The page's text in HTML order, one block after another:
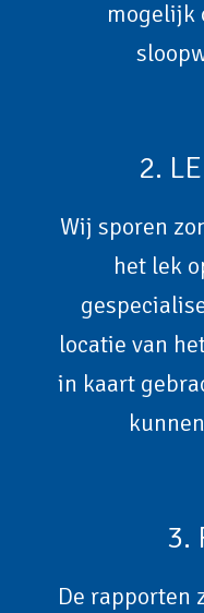
mogelijk
2.
Wij sporen
het lek
locatie van
in kaart
3.
De rapporten